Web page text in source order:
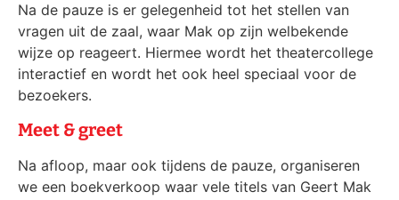
Na de pauze is er gelegenheid tot het stellen van
vragen uit de zaal, waar Mak op zijn welbekende
wijze op reageert. Hiermee wordt het theatercollege
interactief en wordt het ook heel speciaal voor de
bezoekers.
Meet & greet
Na afloop, maar ook tijdens de pauze, organiseren
we een boekverkoop waar vele titels van Geert Mak